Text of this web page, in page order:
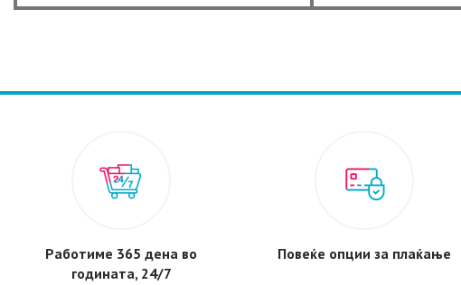
was:
is:
Работиме 365 дена во
годината, 24/7
Повеќе опции за плаќање